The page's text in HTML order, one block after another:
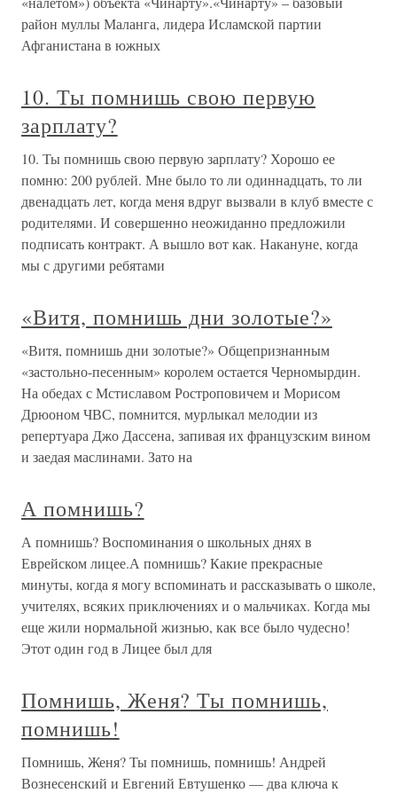
район муллы Маланга, лидера Исламской партии
Афганистана в южных
10. Ты помнишь свою первую
зарплату?
10. Ты помнишь свою первую зарплату? Хорошо ее
помню: 200 рублей. Мне было то ли одиннадцать, то ли
двенадцать лет, когда меня вдруг вызвали в клуб вместе с
родителями. И совершенно неожиданно предложили
подписать контракт. А вышло вот как. Накануне, когда
мы с другими ребятами
«Витя, помнишь дни золотые?»
«Витя, помнишь дни золотые?» Общепризнанным
«застольно-песенным» королем остается Черномырдин.
На обедах с Мстиславом Ростроповичем и Морисом
Дрюоном ЧВС, помнится, мурлыкал мелодии из
репертуара Джо Дассена, запивая их французским вином
и заедая маслинами. Зато на
А помнишь?
А помнишь? Воспоминания о школьных днях в
Еврейском лицее.А помнишь? Какие прекрасные
минуты, когда я могу вспоминать и рассказывать о школе,
учителях, всяких приключениях и о мальчиках. Когда мы
еще жили нормальной жизнью, как все было чудесно!
Этот один год в Лицее был для
Помнишь, Женя? Ты помнишь,
помнишь!
Помнишь, Женя? Ты помнишь, помнишь! Андрей
Вознесенский и Евгений Евтушенко — два ключа к